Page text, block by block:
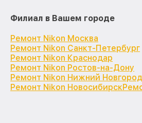
Филиал в Вашем городе
Ремонт Nikon Москва
Ремонт Nikon Санкт-Петербург
Ремонт Nikon Краснодар
Ремонт Nikon Ростов-на-Дону
Ремонт Nikon Нижний Новгород
Ремонт Nikon Новосибирск